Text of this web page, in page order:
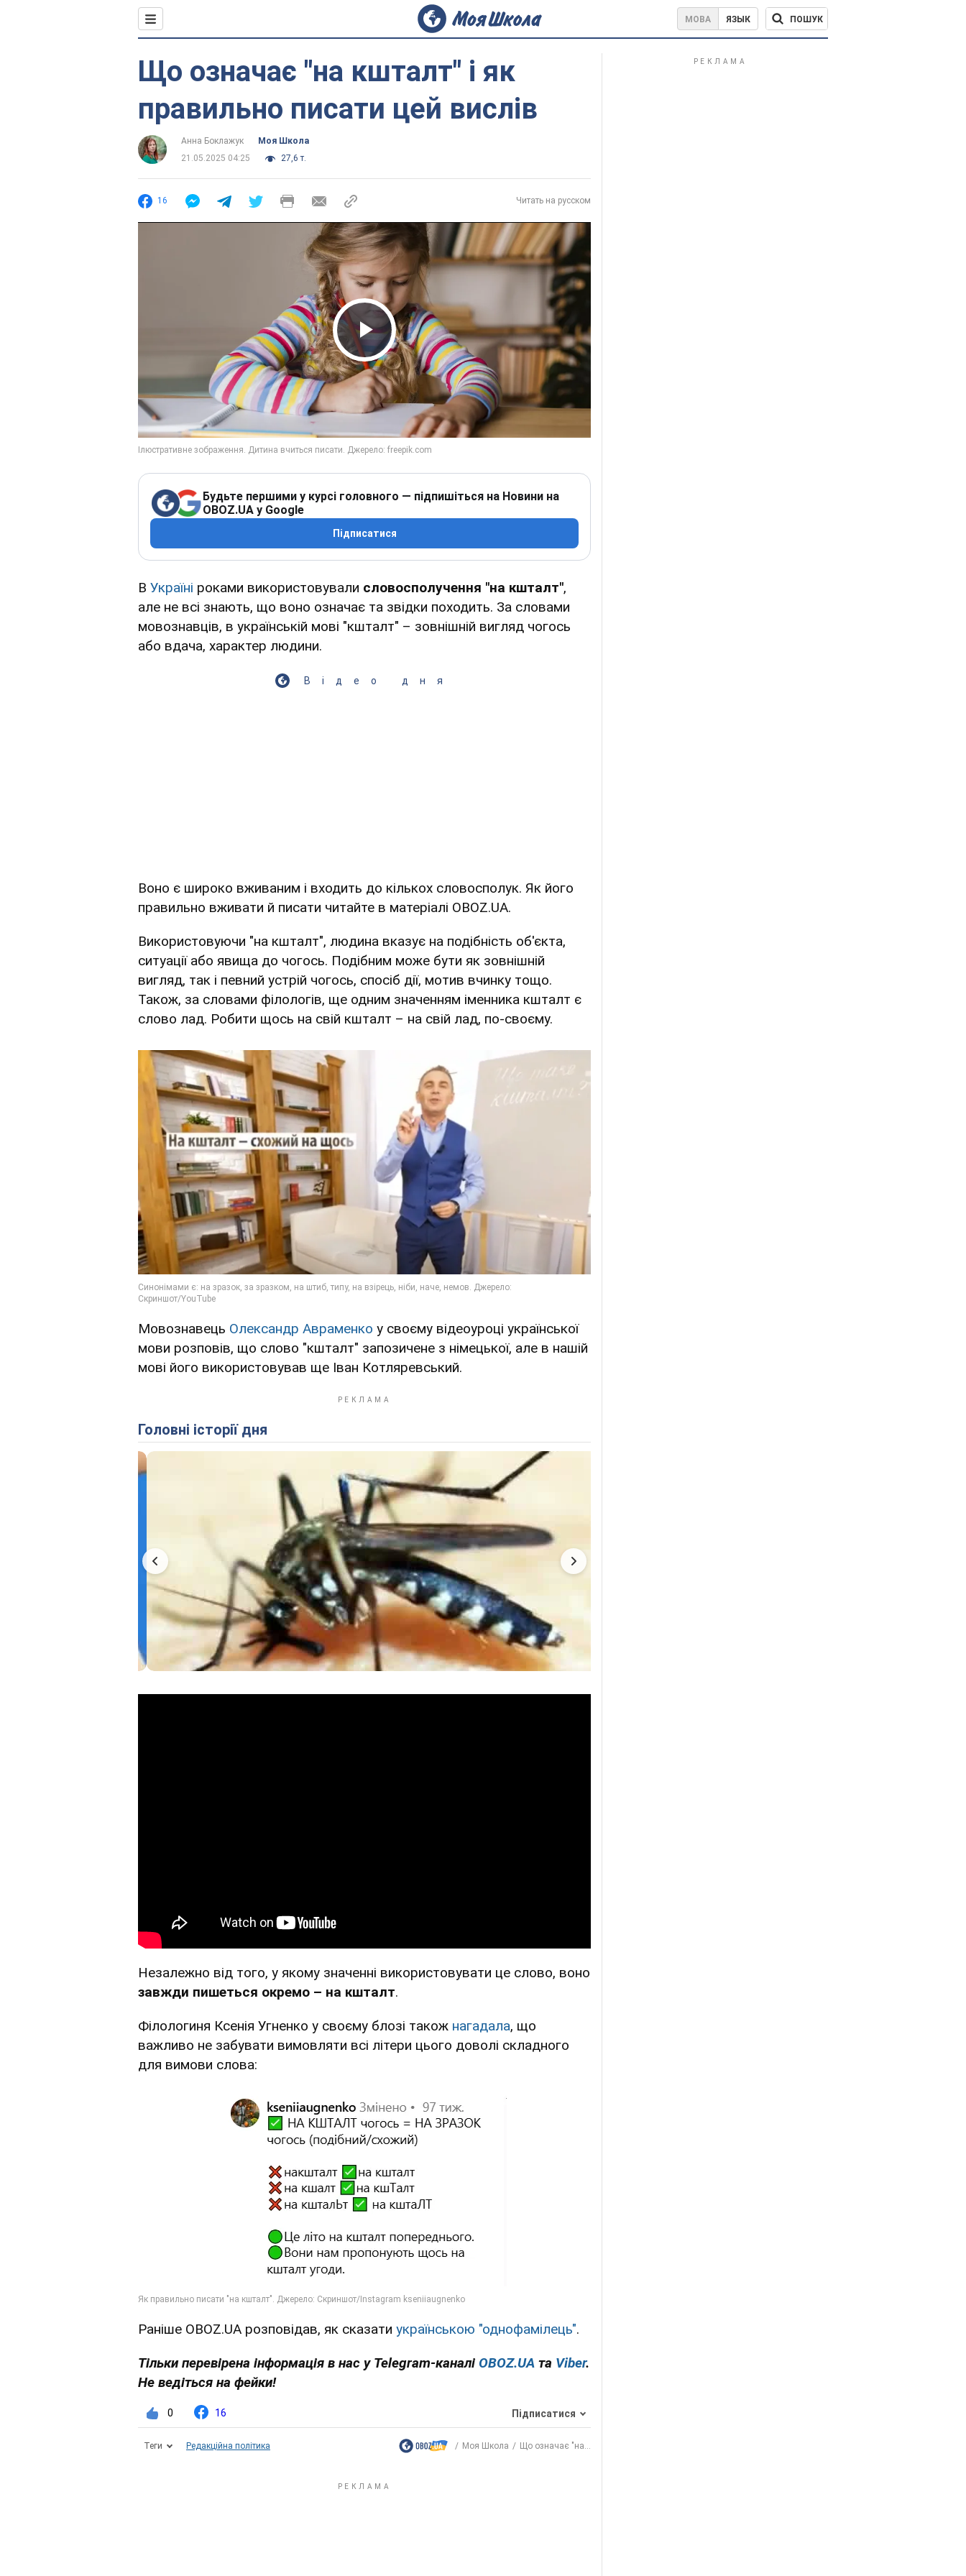
МОВА ЯЗЫК ПОШУК
Що означає "на кшталт" і як
правильно писати цей вислів
Анна Боклажук
Моя Школа
21.05.2025 04:25
27,6 т.
16 Читать на русском
Play Video
Будьте першими у курсі головного — підпишіться на Новини на
OBOZ.UA у Google
Підписатися
В Україні роками використовували словосполучення "на кшталт",
але не всі знають, що воно означає та звідки походить. За словами
мовознавців, в українській мові "кшталт" – зовнішній вигляд чогось
або вдача, характер людини.
Відео дня
Воно є широко вживаним і входить до кількох словосполук. Як його
правильно вживати й писати читайте в матеріалі OBOZ.UA.
Використовуючи "на кшталт", людина вказує на подібність об'єкта,
ситуації або явища до чогось. Подібним може бути як зовнішній
вигляд, так і певний устрій чогось, спосіб дії, мотив вчинку тощо.
Також, за словами філологів, ще одним значенням іменника кшталт є
слово лад. Робити щось на свій кшталт – на свій лад, по-своєму.
Мовознавець Олександр Авраменко у своєму відеоуроці української
мови розповів, що слово "кшталт" запозичене з німецької, але в нашій
мові його використовував ще Іван Котляревський.
Головні історії дня
Незалежно від того, у якому значенні використовувати це слово, воно
завжди пишеться окремо – на кшталт.
Філологиня Ксенія Угненко у своєму блозі також нагадала, що
важливо не забувати вимовляти всі літери цього доволі складного
для вимови слова:
Раніше OBOZ.UA розповідав, як сказати українською "однофамілець".
Тільки перевірена інформація в нас у Telegram-каналі OBOZ.UA та Viber.
Не ведіться на фейки!
0 16 Підписатися
Теги Редакційна політика Моя Школа Що означає "на...